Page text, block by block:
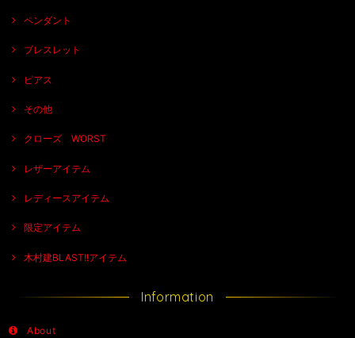
ペンダント
ブレスレット
ピアス
その他
クローズ WORST
レザーアイテム
レディースアイテム
限定アイテム
木村建BLAST!!アイテム
Information
About